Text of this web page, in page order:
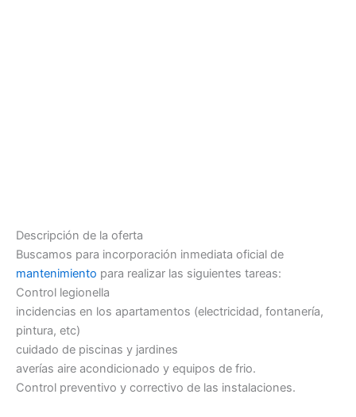
Descripción de la oferta
Buscamos para incorporación inmediata oficial de
mantenimiento para realizar las siguientes tareas:
Control legionella
incidencias en los apartamentos (electricidad, fontanería,
pintura, etc)
cuidado de piscinas y jardines
averías aire acondicionado y equipos de frio.
Control preventivo y correctivo de las instalaciones.